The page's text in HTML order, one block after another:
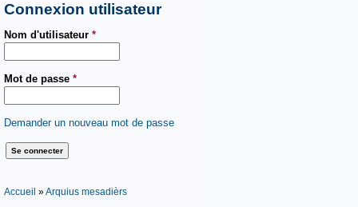
Connexion utilisateur
Nom d'utilisateur *
Mot de passe *
Demander un nouveau mot de passe
Vous êtes ici
Accueil »Arquius mesadièrs